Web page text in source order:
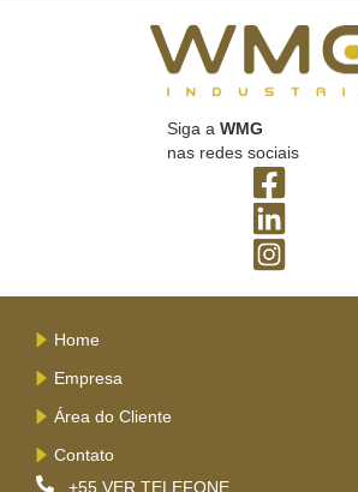
Siga a WMG
nas redes sociais
Home
Empresa
Área do Cliente
Contato
+55 VER TELEFONE